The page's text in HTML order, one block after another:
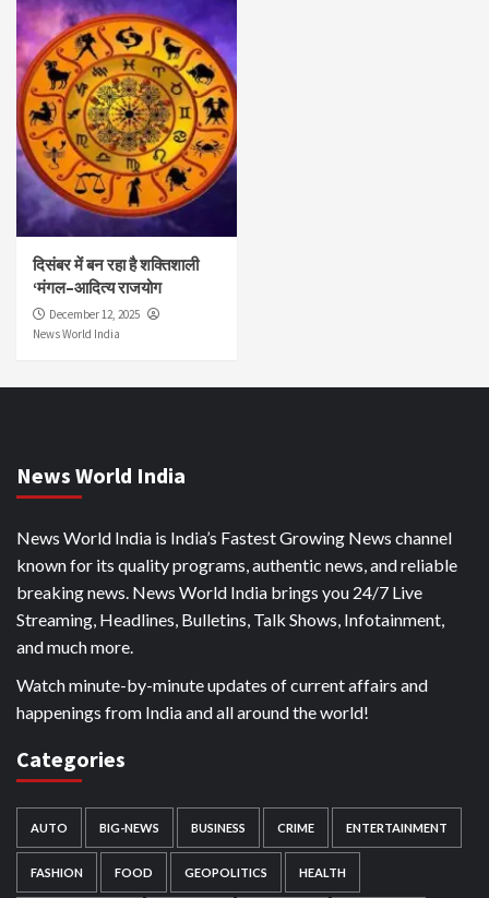
दिसंबर में बन रहा है शक्तिशाली
‘मंगल–आदित्य राजयोग
December 12, 2025
News World India
News World India
News World India is India’s Fastest Growing News channel
known for its quality programs, authentic news, and reliable
breaking news. News World India brings you 24/7 Live
Streaming, Headlines, Bulletins, Talk Shows, Infotainment,
and much more.
Watch minute-by-minute updates of current affairs and
happenings from India and all around the world!
Categories
AUTO BIG-NEWS BUSINESS CRIME ENTERTAINMENT
FASHION FOOD GEOPOLITICS HEALTH